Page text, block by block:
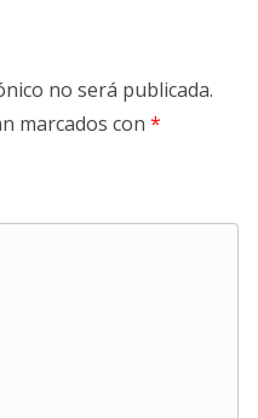
no será publicada.
marcados con *